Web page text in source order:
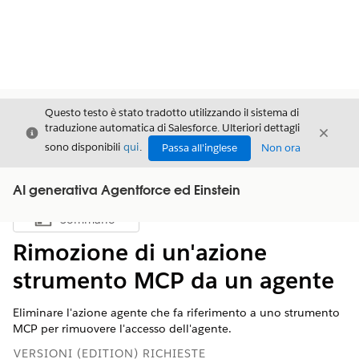
Chiudi
Questo testo è stato tradotto utilizzando il sistema di
traduzione automatica di Salesforce. Ulteriori dettagli
sono disponibili qui. Passa all'inglese Non ora
Chiudi
AI generativa Agentforce ed Einstein
Mostra sommario
Sommario
Rimozione di un'azione
strumento MCP da un agente
Eliminare l'azione agente che fa riferimento a uno strumento
MCP per rimuovere l'accesso dell'agente.
VERSIONI (EDITION) RICHIESTE